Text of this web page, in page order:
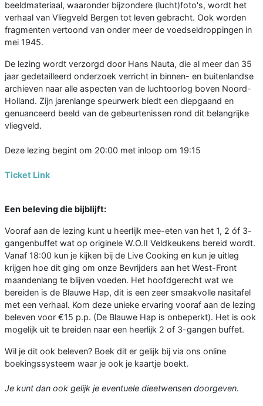
beeldmateriaal, waaronder bijzondere (lucht)foto's, wordt het
verhaal van Vliegveld Bergen tot leven gebracht. Ook worden
fragmenten vertoond van onder meer de voedseldroppingen in
mei 1945.
De lezing wordt verzorgd door Hans Nauta, die al meer dan 35
jaar gedetailleerd onderzoek verricht in binnen- en buitenlandse
archieven naar alle aspecten van de luchtoorlog boven Noord-
Holland. Zijn jarenlange speurwerk biedt een diepgaand en
genuanceerd beeld van de gebeurtenissen rond dit belangrijke
vliegveld.
Deze lezing begint om 20:00 met inloop om 19:15
Ticket Link
Een beleving die bijblijft:
Vooraf aan de lezing kunt u heerlijk mee-eten van het 1, 2 óf 3-
gangenbuffet wat op originele W.O.II Veldkeukens bereid wordt.
Vanaf 18:00 kun je kijken bij de Live Cooking en kun je uitleg
krijgen hoe dit ging om onze Bevrijders aan het West-Front
maandenlang te blijven voeden. Het hoofdgerecht wat we
bereiden is de Blauwe Hap, dit is een zeer smaakvolle nasitafel
met een verhaal. Kom deze unieke ervaring vooraf aan de lezing
beleven voor €15 p.p. (De Blauwe Hap is onbeperkt). Het is ook
mogelijk uit te breiden naar een heerlijk 2 of 3-gangen buffet.
Wil je dit ook beleven? Boek dit er gelijk bij via ons online
boekingssysteem waar je ook je kaartje boekt.
Je kunt dan ook gelijk je eventuele dieetwensen doorgeven.